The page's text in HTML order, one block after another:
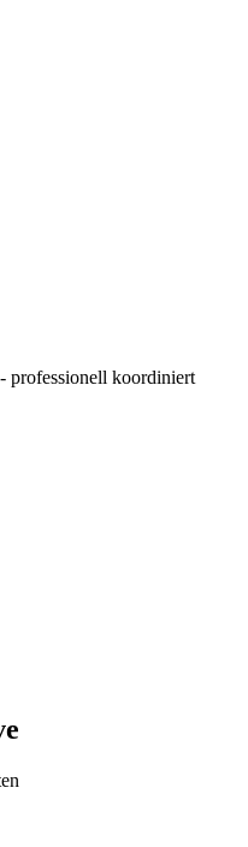
professionell koordiniert